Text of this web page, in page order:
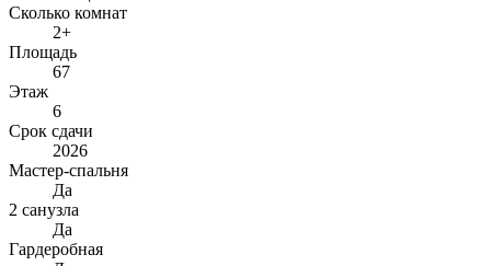
Сколько комнат
2+
Площадь
67
Этаж
6
Срок сдачи
2026
Мастер-спальня
Да
2 санузла
Да
Гардеробная